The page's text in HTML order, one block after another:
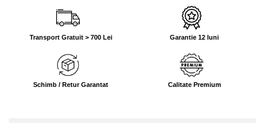
Transport Gratuit > 700 Lei Garantie 12 luni
Schimb / Retur Garantat Calitate Premium